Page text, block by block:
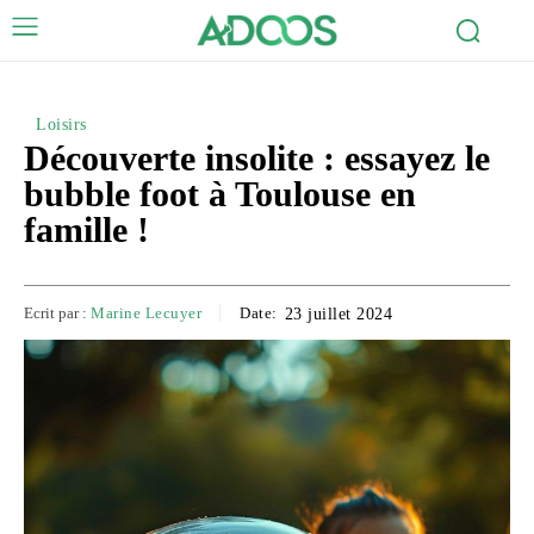
Loisirs
Découverte insolite : essayez le
bubble foot à Toulouse en
famille !
Ecrit par : Marine Lecuyer Date: 23 juillet 2024